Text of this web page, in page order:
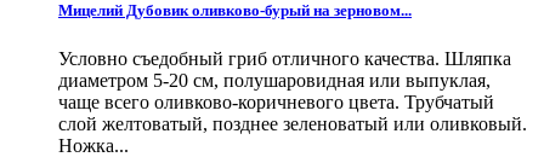
Мицелий Дубовик оливково-бурый на зерновом...
Условно съедобный гриб отличного качества. Шляпка
диаметром 5-20 см, полушаровидная или выпуклая,
чаще всего оливково-коричневого цвета. Трубчатый
слой желтоватый, позднее зеленоватый или оливковый.
Ножка...